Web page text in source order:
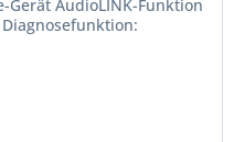
Gerät AudioLINK-Funktion